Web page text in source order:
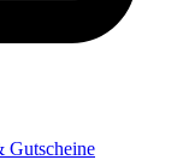
Gutscheine